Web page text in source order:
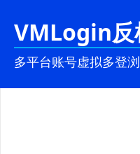
VMLogin反
多平台账号虚拟多登